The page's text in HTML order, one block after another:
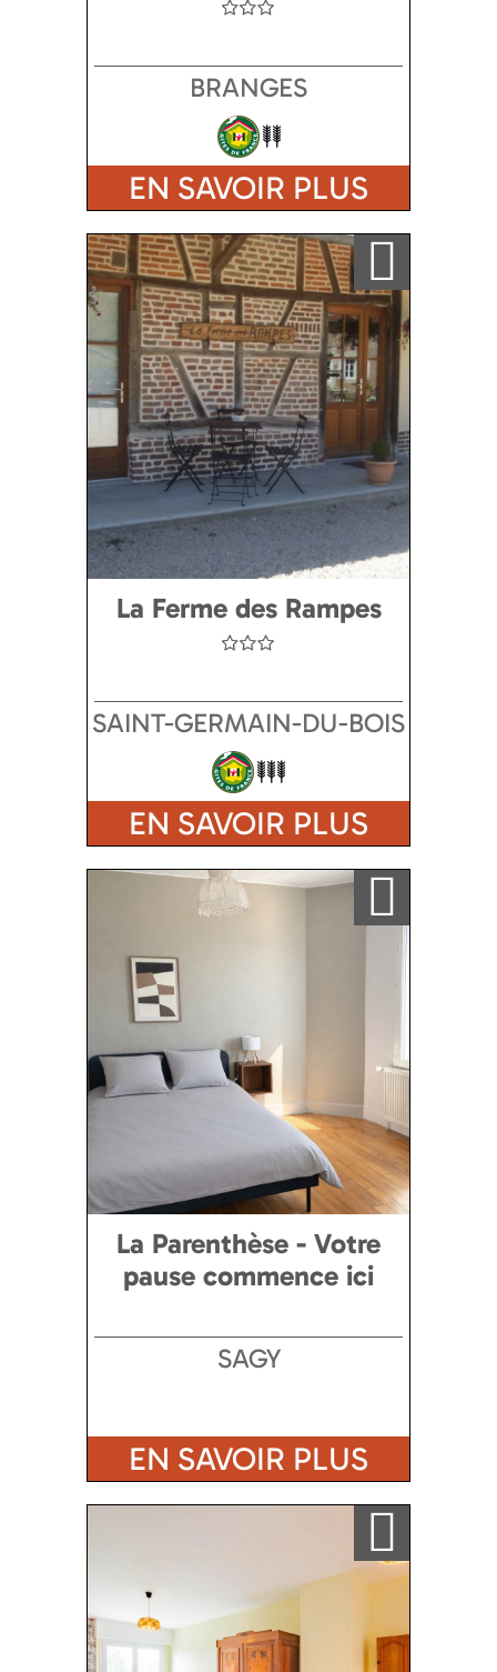
BRANGES
EN SAVOIR PLUS
Ajouter a ma sélection
La Ferme des Rampes
SAINT-GERMAIN-DU-BOIS
EN SAVOIR PLUS
Ajouter a ma sélection
La Parenthèse - Votre
pause commence ici
SAGY
EN SAVOIR PLUS
Ajouter a ma sélection